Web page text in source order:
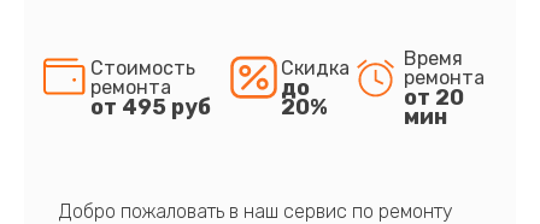
Стоимость
ремонта
от 495 руб
Скидка
до
20%
Время
ремонта
от 20
мин
Добро пожаловать в наш сервис по ремонту